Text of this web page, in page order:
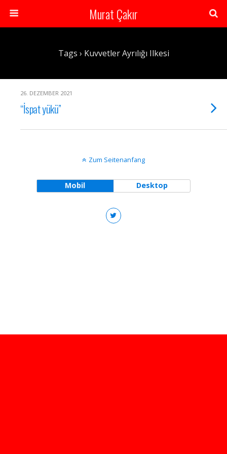
Murat Çakır
Tags › Kuvvetler Ayrılığı Ilkesi
26. DEZEMBER 2021
“İspat yükü”
Zum Seitenanfang
Mobil Desktop